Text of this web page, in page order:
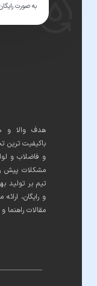
به صورت
هدف والا و
باکیفیت ترین
و فاضلاب و
مشکلات پیش
تیم بر تولید
و رایگان،
مقالات